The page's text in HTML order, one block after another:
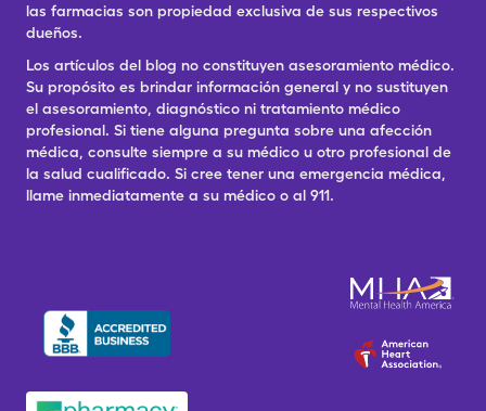
las farmacias son propiedad exclusiva de sus respectivos
dueños.
Los artículos del blog no constituyen asesoramiento médico.
Su propósito es brindar información general y no sustituyen
el asesoramiento, diagnóstico ni tratamiento médico
profesional. Si tiene alguna pregunta sobre una afección
médica, consulte siempre a su médico u otro profesional de
la salud cualificado. Si cree tener una emergencia médica,
llame inmediatamente a su médico o al 911.